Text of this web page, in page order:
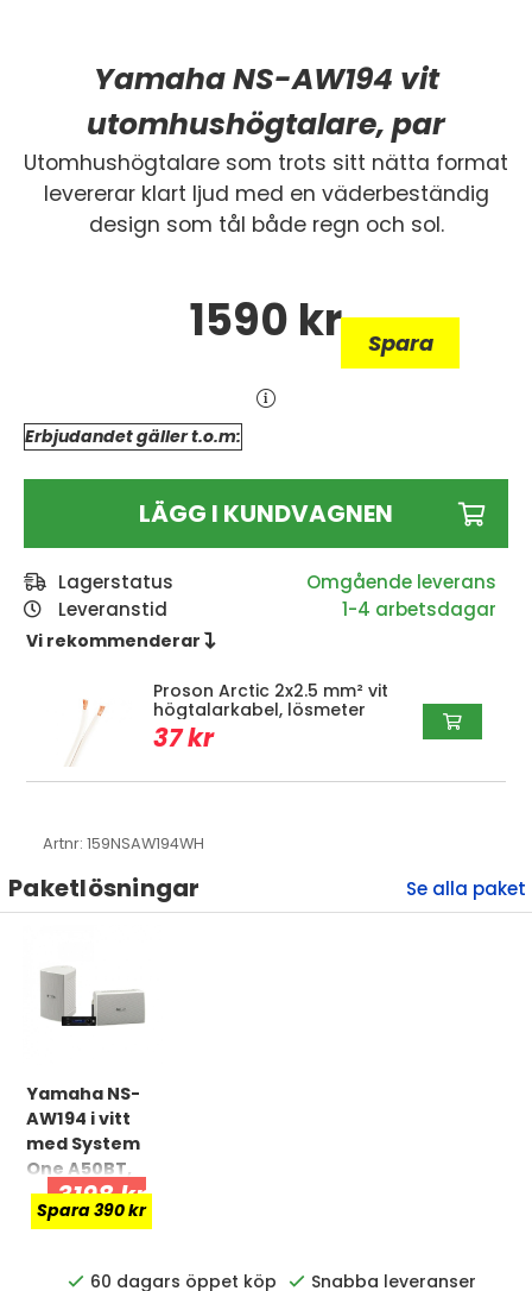
Yamaha NS-AW194 vit
utomhushögtalare, par
Utomhushögtalare som trots sitt nätta format
levererar klart ljud med en väderbeständig
design som tål både regn och sol.
1590 kr Spara
Erbjudandet gäller t.o.m:
LÄGG I KUNDVAGNEN
Lagerstatus
Leveranstid
1-4 arbetsdagar
Vi rekommenderar 
Proson Arctic 2x2.5 mm² vit
högtalarkabel, lösmeter
37 kr
Artnr: 159NSAW194WH
Paketlösningar
Yamaha NS-
AW194 i vitt
med System
One A50BT,
utomhuspake
3198 kr
Spara 390 kr
60 dagars öppet köp
Snabba leveranser